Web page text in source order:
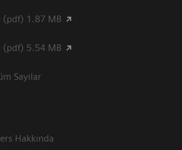
(pdf) 1.87 MB
(pdf) 5.54 MB
Sayılar
Hakkında